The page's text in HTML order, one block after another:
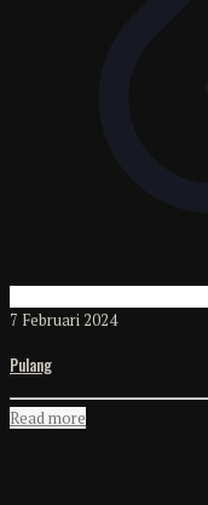
7 Februari 2024
Pulang
Read more